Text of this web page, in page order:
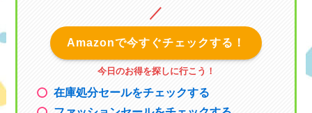
／
Amazonで今すぐチェックする！
今日のお得を探しに行こう！
在庫処分セールをチェックする